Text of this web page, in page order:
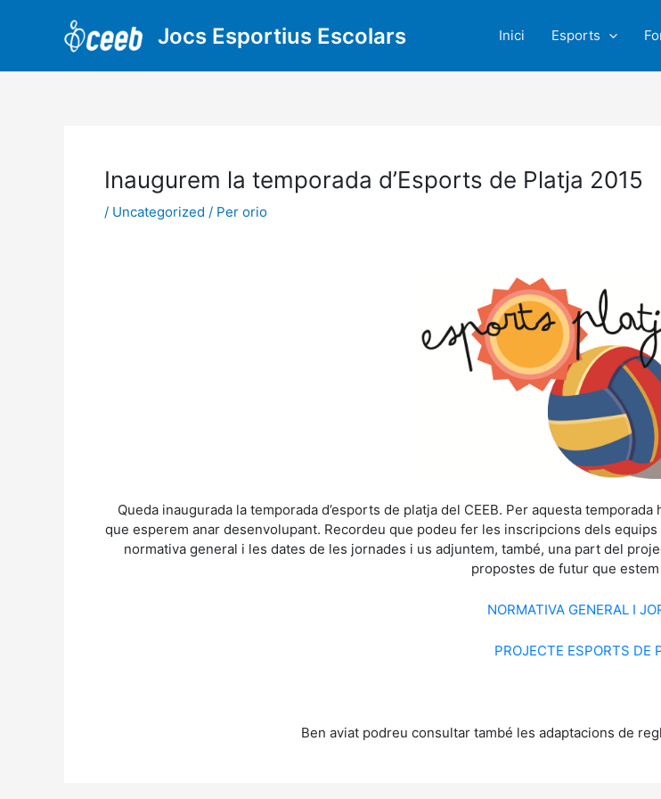
Jocs Esportius Escolars Inici Esports
Inaugurem la temporada d’Esports de Platja 2015
/ Uncategorized / Per orio
Queda inaugurada la temporada d’esports de platja del CEEB. Per aquesta
que esperem anar desenvolupant. Recordeu que podeu fer les inscripcions dels
normativa general i les dates de les jornades i us adjuntem, també, una part del
propostes de futur que
NORMATIVA GENERAL I
PROJECTE ESPORTS DE
Ben aviat podreu consultar també les adaptacions de